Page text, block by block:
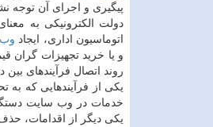
پیگیری و اجرای آن توجه
دولت الكترونیكی به
اتوماسیون اداری، ایجاد وب
و یا خرید تجهیزات گران
روند اتصال فرآیندهای
یكی از فرآیندهایی كه به
خدمات در وب سایت
یكی دیگر از اقدامات،